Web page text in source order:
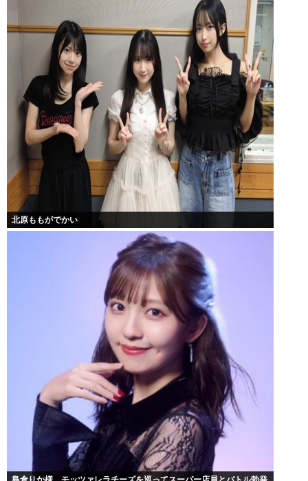
北原ももがでかい